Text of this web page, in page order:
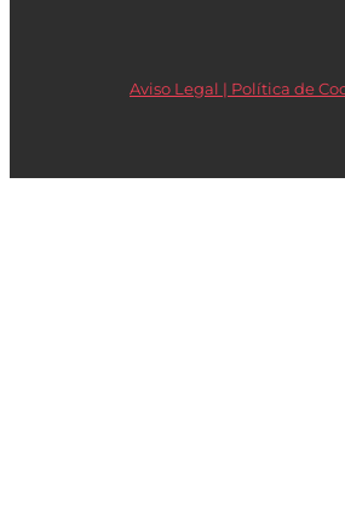
Aviso Legal | Política de